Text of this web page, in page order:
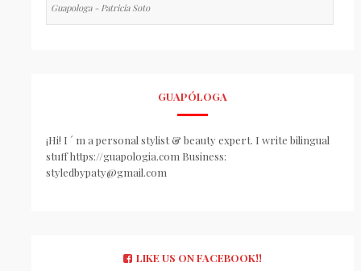
Guapologa - Patricia Soto
GUAPÓLOGA
¡Hi! I ´ m a personal stylist & beauty expert. I write bilingual
stuff https://guapologia.com Business:
styledbypaty@gmail.com
LIKE US ON FACEBOOK!!